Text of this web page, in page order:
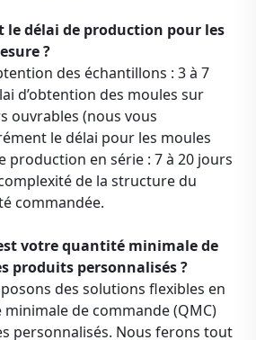
le délai de production pour les
?
des échantillons : 3 à 7
d’obtention des moules sur
ouvrables (nous vous
le délai pour les moules
production en série : 7 à 20 jours
de la structure du
commandée.
votre quantité minimale de
produits personnalisés ?
des solutions flexibles en
de commande (QMC)
personnalisés. Nous ferons tout